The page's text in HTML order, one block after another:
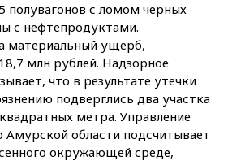
полувагонов с ломом черных
с нефтепродуктами.
материальный ущерб,
млн рублей. Надзорное
что в результате утечки
подверглись два участка
метра. Управление
Амурской области подсчитывает
окружающей среде,